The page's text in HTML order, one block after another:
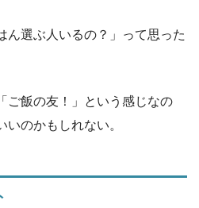
ん選ぶ人いるの？」って思った
ご飯の友！」という感じなの
のかもしれない。